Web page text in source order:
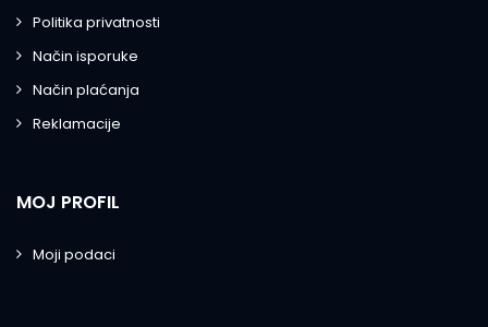
Politika privatnosti
Način isporuke
Način plaćanja
Reklamacije
MOJ PROFIL
Moji podaci